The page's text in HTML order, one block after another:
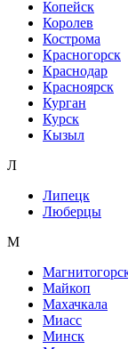
Копейск
Королев
Кострома
Красногорск
Краснодар
Красноярск
Курган
Курск
Кызыл
Л
Липецк
Люберцы
М
Майкоп
Махачкала
Миасс
Минск